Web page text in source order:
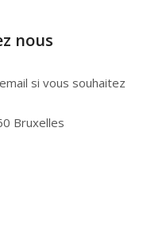
nous
si vous souhaitez
Bruxelles